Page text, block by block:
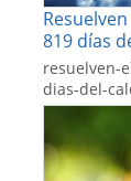
819 días
resuelven-
dias-del-